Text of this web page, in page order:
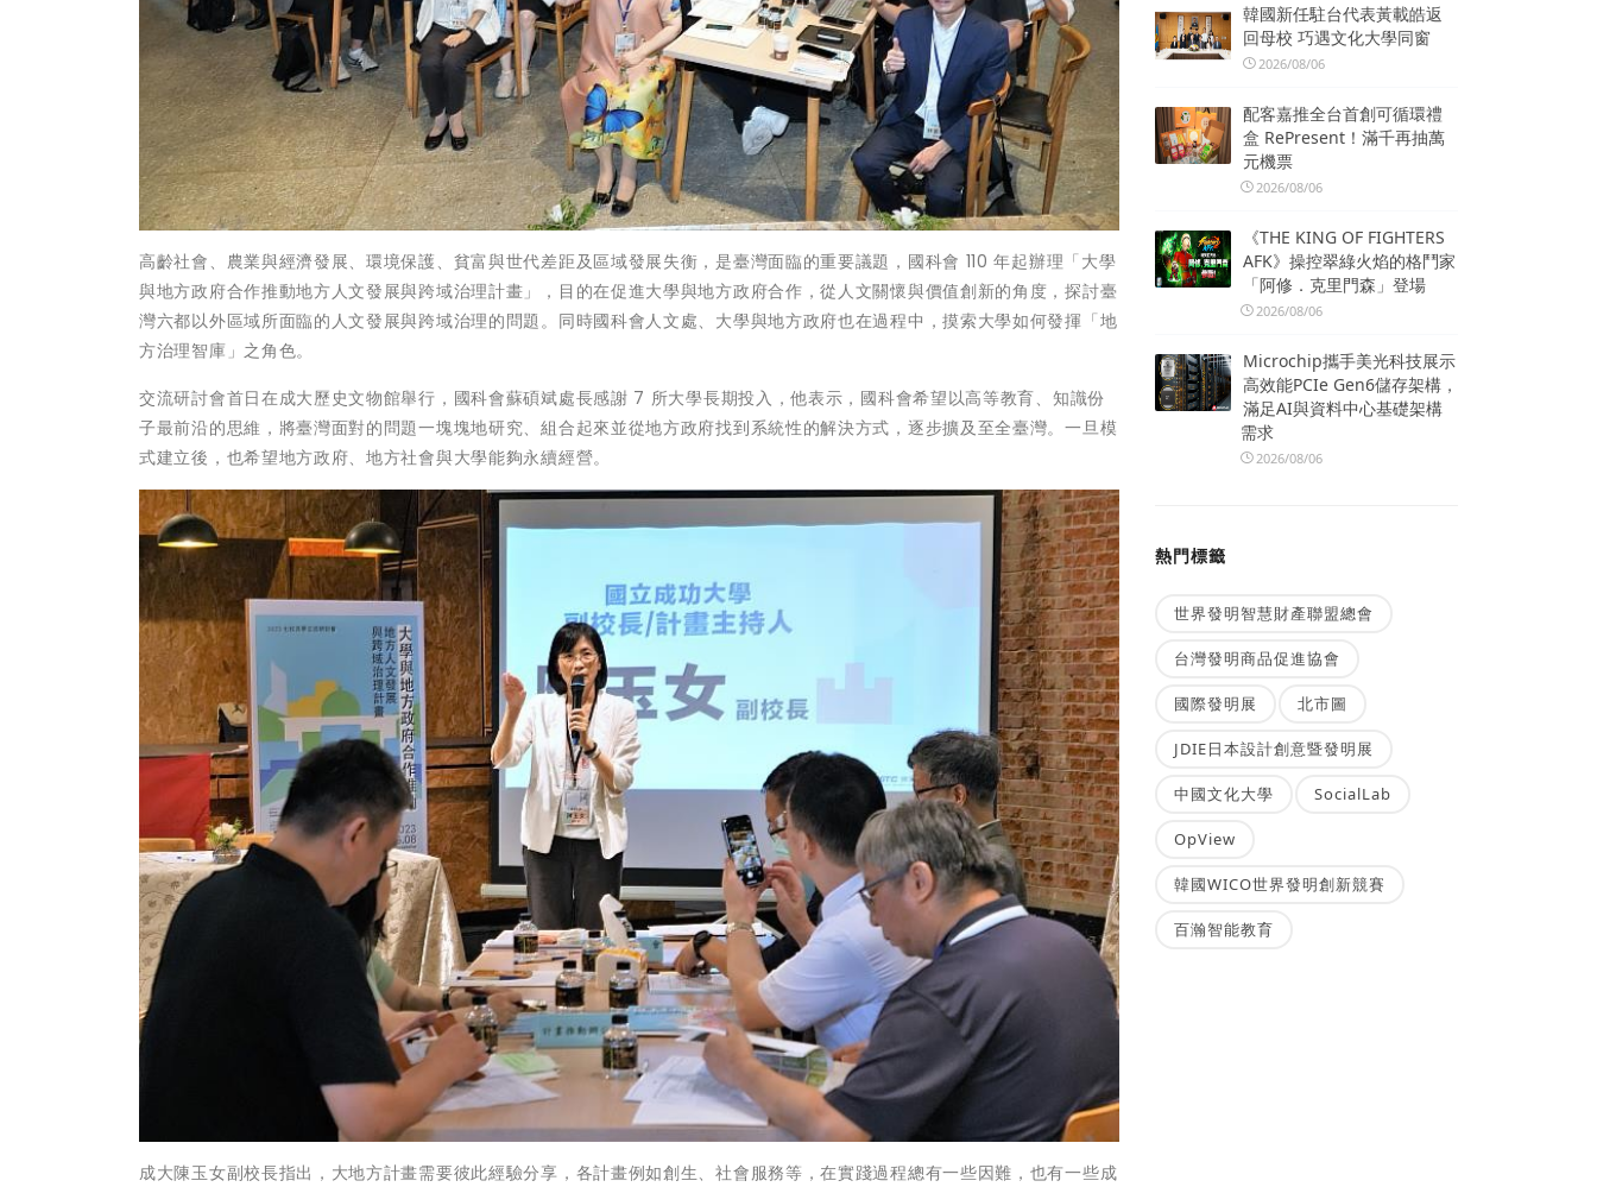
高齡社會、農業與經濟發展、環境保護、貧富與世代差距及區域發展失衡，是臺灣面臨的重要議題，國科會 110 年起辦理「大學
與地方政府合作推動地方人文發展與跨域治理計畫」，目的在促進大學與地方政府合作，從人文關懷與價值創新的角度，探討臺
灣六都以外區域所面臨的人文發展與跨域治理的問題。同時國科會人文處、大學與地方政府也在過程中，摸索大學如何發揮「地
方治理智庫」之角色。
交流研討會首日在成大歷史文物館舉行，國科會蘇碩斌處長感謝 7 所大學長期投入，他表示，國科會希望以高等教育、知識份
子最前沿的思維，將臺灣面對的問題一塊塊地研究、組合起來並從地方政府找到系統性的解決方式，逐步擴及至全臺灣。一旦模
式建立後，也希望地方政府、地方社會與大學能夠永續經營。
成大陳玉女副校長指出，大地方計畫需要彼此經驗分享，各計畫例如創生、社會服務等，在實踐過程總有一些因難，也有一些成
韓國新任駐台代表黃載皓返
回母校 巧遇文化大學同窗
2026/08/06
配客嘉推全台首創可循環禮
盒 RePresent！滿千再抽萬
元機票
2026/08/06
《THE KING OF FIGHTERS
AFK》操控翠綠火焰的格鬥家
「阿修．克里門森」登場
2026/08/06
Microchip攜手美光科技展示
高效能PCIe Gen6儲存架構，
滿足AI與資料中心基礎架構
需求
2026/08/06
熱門標籤
世界發明智慧財產聯盟總會
台灣發明商品促進協會
國際發明展 北市圖
JDIE日本設計創意暨發明展
中國文化大學 SocialLab
OpView
韓國WICO世界發明創新競賽
百瀚智能教育